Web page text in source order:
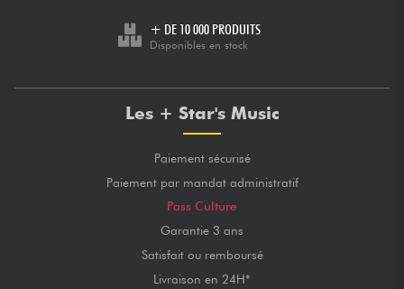
+ DE 10 000 PRODUITS
Disponibles en stock
Les + Star's Music
Paiement sécurisé
Paiement par mandat administratif
Pass Culture
Garantie 3 ans
Satisfait ou remboursé
Livraison en 24H*